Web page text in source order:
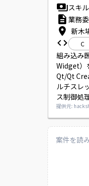
スキ
業務
新木
C
組み込み
Widget）
Qt/Qt
ルチスレ
ス制御処
ス間通信
実装、並
テスト仕
提供元:
案件を読